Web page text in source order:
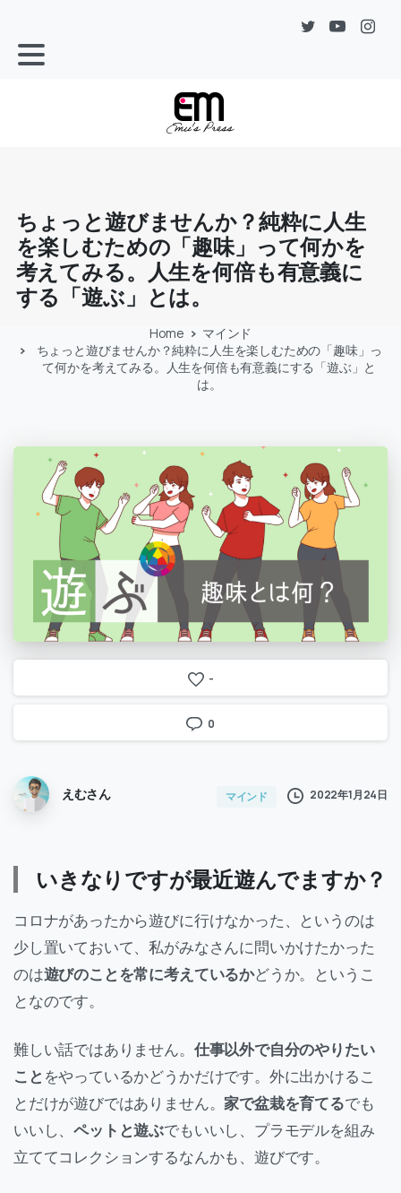
ちょっと遊びませんか？純粋に人生
を楽しむための「趣味」って何かを
考えてみる。人生を何倍も有意義に
する「遊ぶ」とは。
Home
マインド
ちょっと遊びませんか？純粋に人生を楽しむための「趣味」っ
て何かを考えてみる。人生を何倍も有意義にする「遊ぶ」と
は。
-
0
えむさん マインド 2022年1月24日
いきなりですが最近遊んでますか？
コロナがあったから遊びに行けなかった、というのは
少し置いておいて、私がみなさんに問いかけたかった
のは遊びのことを常に考えているかどうか。というこ
となのです。
難しい話ではありません。 仕事以外で自分のやりたい
こと をやっているかどうかだけです。外に出かけるこ
とだけが遊びではありません。家で盆栽を育てるでも
いいし、ペットと遊ぶでもいいし、プラモデルを組み
立ててコレクションするなんかも、遊びです。